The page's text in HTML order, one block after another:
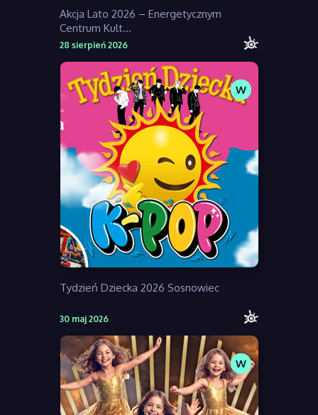
Akcja Lato 2026 – Energetycznym
Centrum Kult...
28 sierpień 2026
Tydzień Dziecka 2026 Sosnowiec
W
30 maj 2026
W